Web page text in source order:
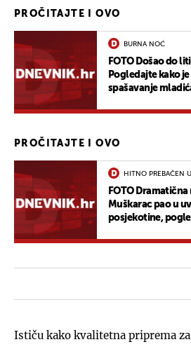
PROČITAJTE I OVO
BURNA NOĆ
FOTO Došao do
Pogledajte kako
spašavanje
PROČITAJTE I OVO
HITNO PREBAČEN
FOTO Dramatična
Muškarac pao u
posjekotine,
Ističu kako kvalitetna priprema